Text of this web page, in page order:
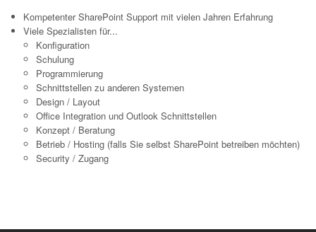
Kompetenter SharePoint Support mit vielen Jahren Erfahrung
Viele Spezialisten für...
Konfiguration
Schulung
Programmierung
Schnittstellen zu anderen Systemen
Design / Layout
Office Integration und Outlook Schnittstellen
Konzept / Beratung
Betrieb / Hosting (falls Sie selbst SharePoint betreiben möchten)
Security / Zugang